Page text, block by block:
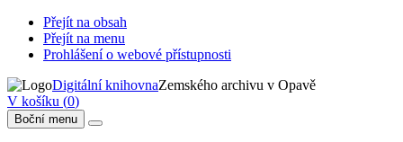
Přejít na obsah
Přejít na menu
Prohlášení o webové přístupnosti
Digitální knihovnaZemského archivu v Opavě
V košíku (0)
Boční menu